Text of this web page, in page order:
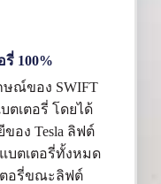
100%
ษณ์ของ SWIFT
ตเตอรี่ โดยได้
อง Tesla ลิฟต์
บตเตอรี่ทั้งหมด
ตอรี่ขณะลิฟต์